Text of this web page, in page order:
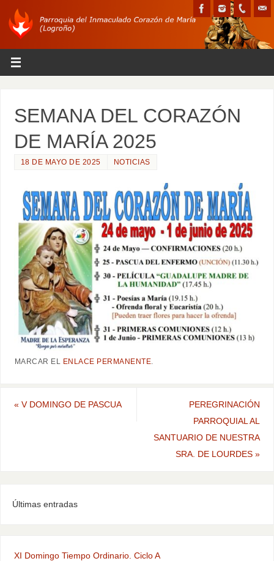
SEMANA DEL CORAZÓN
DE MARÍA 2025
18 DE MAYO DE 2025 NOTICIAS
MARCAR EL ENLACE PERMANENTE.
« V DOMINGO DE PASCUA
PEREGRINACIÓN
PARROQUIAL AL
SANTUARIO DE NUESTRA
SRA. DE LOURDES»
Últimas entradas
XI Domingo Tiempo Ordinario. Ciclo A